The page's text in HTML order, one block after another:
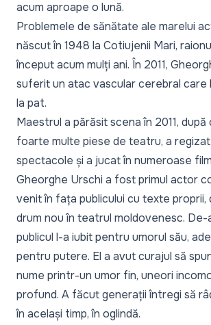
acum aproape o lună.
Problemele de sănătate ale marelui
născut în 1948 la Cotiujenii Mari,
început acum mulți ani. În 2011,
suferit un atac vascular cerebral care
la pat.
Maestrul a părăsit scena în 2011,
foarte multe piese de teatru, a
spectacole și a jucat în numeroase
Gheorghe Urschi a fost primul actor
venit în fața publicului cu texte proprii,
drum nou în teatrul moldovenesc. De-
publicul l-a iubit pentru umorul său,
pentru putere. El a avut curajul să
nume printr-un umor fin, uneori
profund. A făcut generații întregi să
în același timp, în oglindă.